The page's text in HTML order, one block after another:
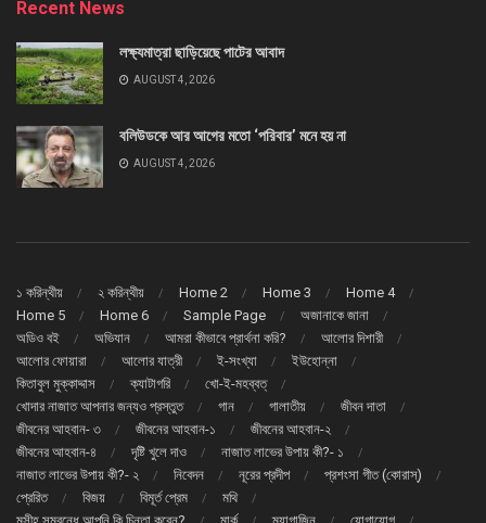
Recent News
লক্ষ্যমাত্রা ছাড়িয়েছে পাটের আবাদ
AUGUST 4, 2026
বলিউডকে আর আগের মতো ‘পরিবার’ মনে হয় না
AUGUST 4, 2026
১ করিন্থীয় ২ করিন্থীয় Home 2 Home 3
Home 4
Home 5
Home 6 Sample Page
অজানাকে জানা
অডিও বই
অভিযান আমরা কীভাবে প্রার্থনা করি?
আলোর দিশারী
আলোর ফোয়ারা
আলোর যাত্রী ই-সংখ্যা
ইউহোন্না
কিতাবুল মুক্কাদ্দাস
ক্যাটাগরি
খো-ই-মহব্বত্
খোদার নাজাত আপনার জন্যও প্রস্তুত
গান গালাতীয়
জীবন দাতা
জীবনের আহবান- ৩
জীবনের আহবান-১
জীবনের আহবান-২
জীবনের আহবান-৪
দৃষ্টি খুলে দাও
নাজাত লাভের উপায় কী?- ১
নাজাত লাভের উপায় কী?- ২
নিবেদন নূরের প্রদীপ
প্রশংসা গীত (কোরাস্)
প্রেরিত
বিজয় বিমূর্ত প্রেম
মথি